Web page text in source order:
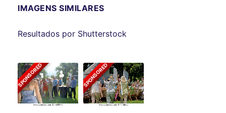
IMAGENS SIMILARES
Resultados por Shutterstock
SPONSORED SPONSORED